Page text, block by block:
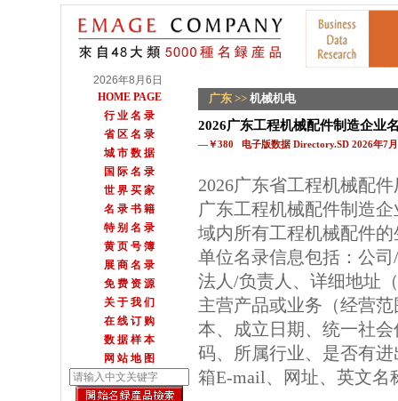
2026年8月6日
HOME PAGE
行 业 名 录
省 区 名 录
城 市 数 据
国 际 名 录
世 界 买 家
名 录 书 籍
特 别 名 录
黄 页 号 簿
展 商 名 录
免 费 资 源
关 于 我 们
在 线 订 购
数 据 样 本
网 站 地 图
广东 >> 机械机电
2026广东工程机械配件制造企业
—￥380 电子版数据 Directory.SD 2026年7
2026广东省工程机械配
广东工程机械配件制造
域内所有工程机械配件
单位名录信息包括：公
法人/负责人、详细地址
主营产品或业务（经营
本、成立日期、统一社
码、所属行业、是否有
箱E-mail、网址、英文名